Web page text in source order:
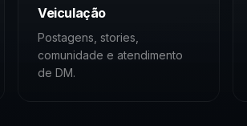
Veiculação
Postagens, stories,
comunidade e atendimento
de DM.